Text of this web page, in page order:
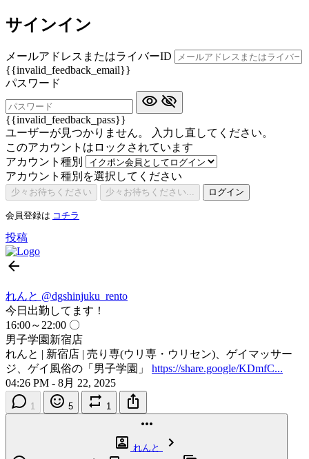
サインイン
メールアドレスまたはライバーID
{{invalid_feedback_email}}
パスワード
{{invalid_feedback_pass}}
ユーザーが見つかりません。 入力し直してください。
このアカウントはロックされています
アカウント種別
アカウント種別を選択してください
少々お待ちください 少々お待ちください... ログイン
会員登録は コチラ
投稿
れんと @dgshinjuku_rento
今日出勤してます！
16:00～22:00 〇
男子学園新宿店
れんと | 新宿店 | 売り専(ウリ専・ウリセン)、ゲイマッサー
ジ、ゲイ風俗の「男子学園」 https://share.google/KDmfC...
04:26 PM - 8月 22, 2025
1 5 1
れんと